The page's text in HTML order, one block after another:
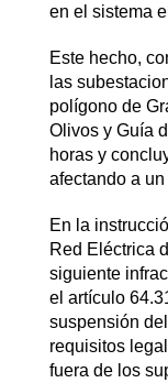
en el sistema
Este hecho,
las
polígono de
Olivos y Guía
horas y
afectando a
En la
Red Eléctrica
siguiente
el artículo
suspensión
requisitos
fuera de los